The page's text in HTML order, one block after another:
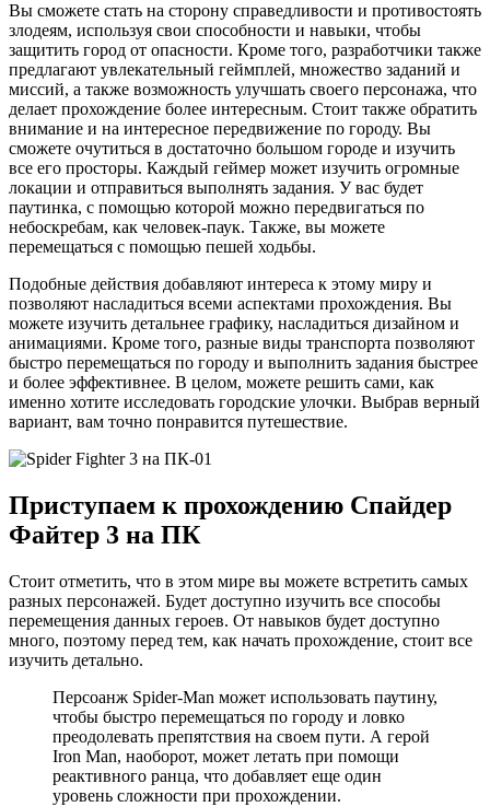
Вы сможете стать на сторону справедливости и противостоять
злодеям, используя свои способности и навыки, чтобы
защитить город от опасности. Кроме того, разработчики также
предлагают увлекательный геймплей, множество заданий и
миссий, а также возможность улучшать своего персонажа, что
делает прохождение более интересным. Стоит также обратить
внимание и на интересное передвижение по городу. Вы
сможете очутиться в достаточно большом городе и изучить
все его просторы. Каждый геймер может изучить огромные
локации и отправиться выполнять задания. У вас будет
паутинка, с помощью которой можно передвигаться по
небоскребам, как человек-паук. Также, вы можете
перемещаться с помощью пешей ходьбы.
Подобные действия добавляют интереса к этому миру и
позволяют насладиться всеми аспектами прохождения. Вы
можете изучить детальнее графику, насладиться дизайном и
анимациями. Кроме того, разные виды транспорта позволяют
быстро перемещаться по городу и выполнить задания быстрее
и более эффективнее. В целом, можете решить сами, как
именно хотите исследовать городские улочки. Выбрав верный
вариант, вам точно понравится путешествие.
Приступаем к прохождению Спайдер
Файтер 3 на ПК
Стоит отметить, что в этом мире вы можете встретить самых
разных персонажей. Будет доступно изучить все способы
перемещения данных героев. От навыков будет доступно
много, поэтому перед тем, как начать прохождение, стоит все
изучить детально.
Персоанж Spider-Man может использовать паутину,
чтобы быстро перемещаться по городу и ловко
преодолевать препятствия на своем пути. А герой
Iron Man, наоборот, может летать при помощи
реактивного ранца, что добавляет еще один
уровень сложности при прохождении.